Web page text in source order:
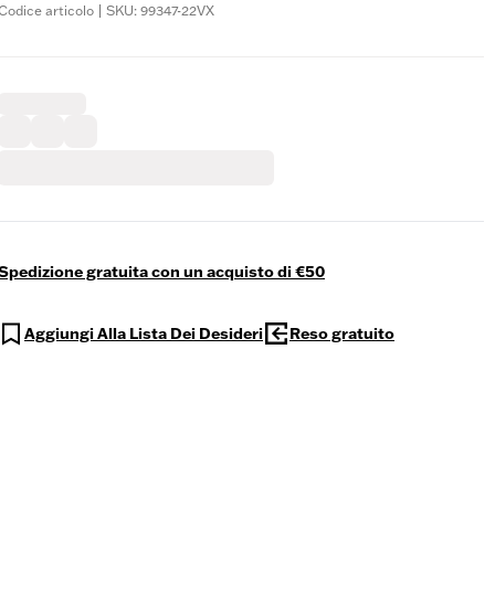
articolo | SKU: 99347-22VX
gratuita con un acquisto di €50
Aggiungi Alla Lista Dei Desideri Reso gratuito